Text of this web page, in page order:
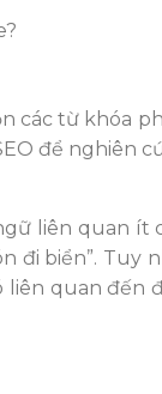
các từ khóa
để nghiên
liên quan ít
đi biển”. Tuy
liên quan đến